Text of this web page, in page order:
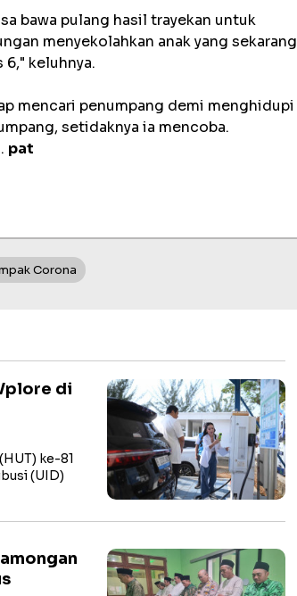
bawa pulang hasil trayekan untuk
menyekolahkan anak yang sekarang
keluhnya.
mencari penumpang demi menghidupi
setidaknya ia mencoba.
pat
Corona
di
ke-81
(UID)